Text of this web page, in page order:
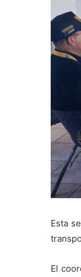
Esta
El